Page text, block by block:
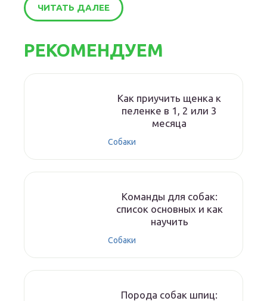
ЧИТАТЬ ДАЛЕЕ
РЕКОМЕНДУЕМ
Как приучить щенка к
пеленке в 1, 2 или 3
месяца
Собаки
Команды для собак:
список основных и как
научить
Собаки
Порода собак шпиц: